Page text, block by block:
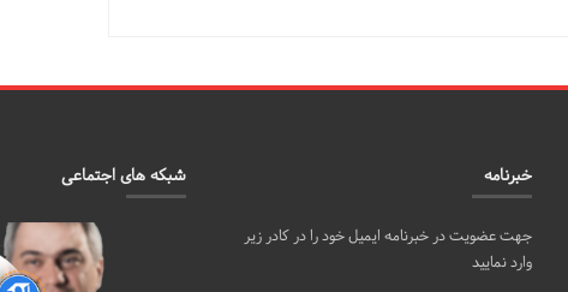
خبرنامه
جهت عضویت در خبرنامه ایمیل خود را در کادر زیر
وارد نمایید
شبکه های اجتماعی